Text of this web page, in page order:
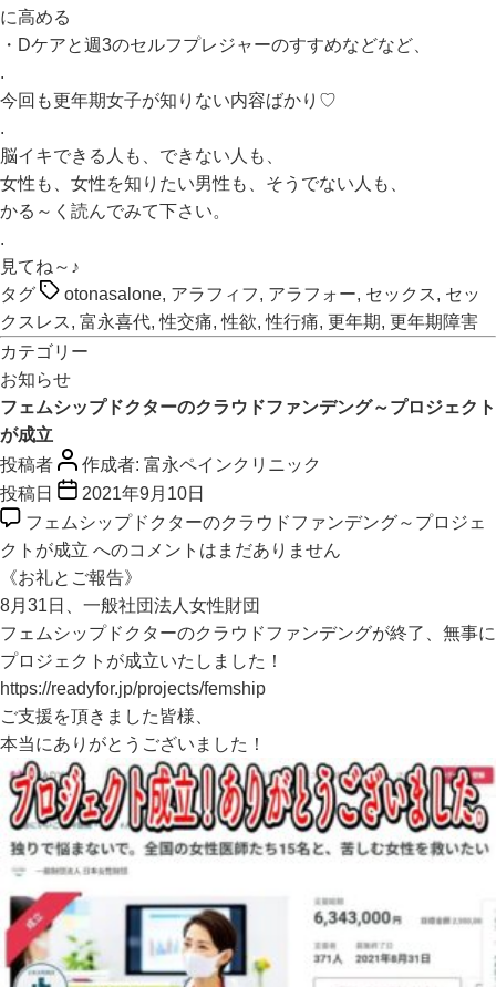
に高める
・Dケアと週3のセルフプレジャーのすすめなどなど、
.
今回も更年期女子が知りない内容ばかり♡
.
脳イキできる人も、できない人も、
女性も、女性を知りたい男性も、そうでない人も、
かる～く読んでみて下さい。
.
見てね～♪
タグ
otonasalone, アラフィフ, アラフォー, セックス, セッ
クスレス, 富永喜代,性交痛,性欲,性行痛, 更年期, 更年期障害
カテゴリー
お知らせ
フェムシップドクターのクラウドファンデング～プロジェクト
が成立
投稿者
作成者: 富永ペインクリニック
投稿日
2021年9月10日
フェムシップドクターのクラウドファンデング～プロジェ
クトが成立 へのコメントはまだありません
《お礼とご報告》
8月31日、一般社団法人女性財団
フェムシップドクターのクラウドファンデングが終了、無事に
プロジェクトが成立いたしました！
https://readyfor.jp/projects/femship
ご支援を頂きました皆様、
本当にありがとうございました！